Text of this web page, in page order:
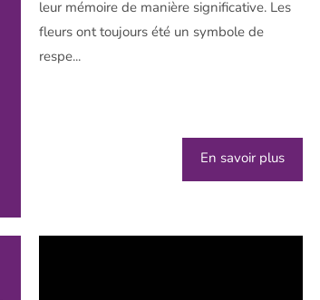
leur mémoire de manière significative. Les
fleurs ont toujours été un symbole de
respe...
En savoir plus